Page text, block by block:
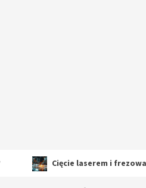
Cięcie laserem i frezowanie CNC